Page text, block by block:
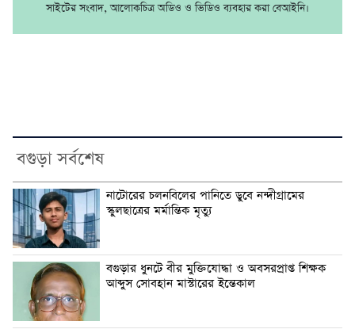
সাইটের সংবাদ, আলোকচিত্র অডিও ও ভিডিও ব্যবহার করা বেআইনি।
বগুড়া সর্বশেষ
নাটোরের চলনবিলের পানিতে ডুবে নন্দীগ্রামের
স্কুলছাত্রের মর্মান্তিক মৃত্যু
বগুড়ার ধুনটে বীর মুক্তিযোদ্ধা ও অবসরপ্রাপ্ত শিক্ষক
আব্দুস সোবহান মাস্টারের ইন্তেকাল